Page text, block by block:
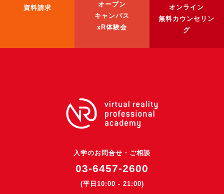
《3DGS》
バーチャルイベントプラットフォーム『MetaLiveStage』2025年
資料請求
オープン
キャンパス
xR体験会
オンライン
無料カウンセリン
グ
入学のお問合せ・ご相談
03-6457-2600
(平日10:00 - 21:00)